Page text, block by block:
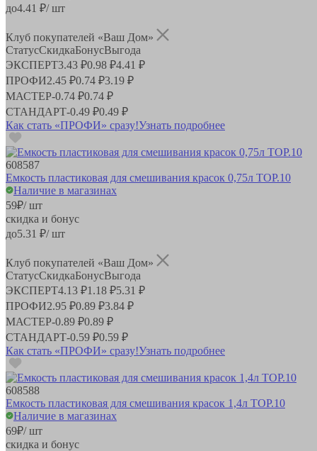
до4.41 ₽/ шт
Клуб покупателей «Ваш Дом»
СтатусСкидкаБонусВыгода
ЭКСПЕРТ3.43 ₽0.98 ₽4.41 ₽
ПРОФИ2.45 ₽0.74 ₽3.19 ₽
МАСТЕР-0.74 ₽0.74 ₽
СТАНДАРТ-0.49 ₽0.49 ₽
Как стать «ПРОФИ» сразу!Узнать подробнее
608587
Емкость пластиковая для смешивания красок 0,75л ТОР.10
Наличие в магазинах
59₽/ шт
скидка и бонус
до5.31 ₽/ шт
Клуб покупателей «Ваш Дом»
СтатусСкидкаБонусВыгода
ЭКСПЕРТ4.13 ₽1.18 ₽5.31 ₽
ПРОФИ2.95 ₽0.89 ₽3.84 ₽
МАСТЕР-0.89 ₽0.89 ₽
СТАНДАРТ-0.59 ₽0.59 ₽
Как стать «ПРОФИ» сразу!Узнать подробнее
608588
Емкость пластиковая для смешивания красок 1,4л ТОР.10
Наличие в магазинах
69₽/ шт
скидка и бонус